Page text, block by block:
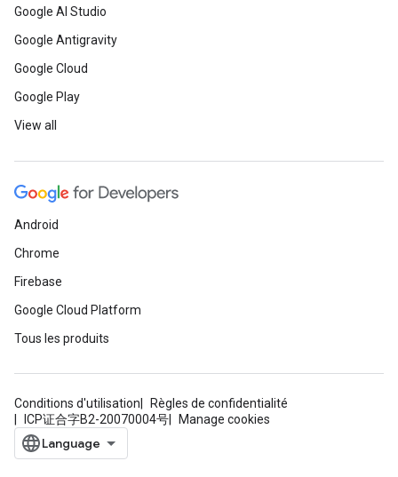
Google AI Studio
Google Antigravity
Google Cloud
Google Play
View all
Android
Chrome
Firebase
Google Cloud Platform
Tous les produits
Conditions d'utilisation
Règles de confidentialité
ICP证合字B2-20070004号
Manage cookies